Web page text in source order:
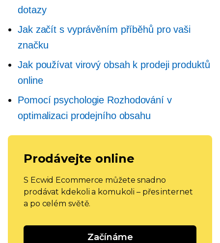
dotazy
Jak začít s vyprávěním příběhů pro vaši
značku
Jak používat virový obsah k prodeji produktů
online
Pomocí psychologie Rozhodování v
optimalizaci prodejního obsahu
Prodávejte online
S Ecwid Ecommerce můžete snadno
prodávat kdekoli a komukoli – přes internet
a po celém světě.
Začínáme